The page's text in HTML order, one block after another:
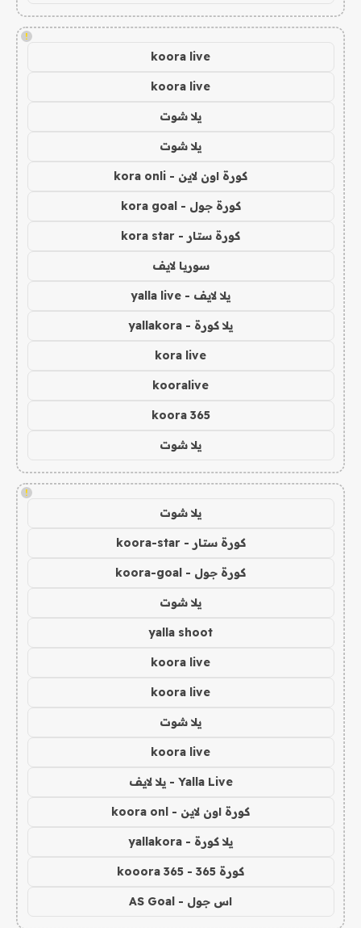
!
koora live
koora live
يلا شوت
يلا شوت
كورة اون لاين - kora onli
كورة جول - kora goal
كورة ستار - kora star
سوريا لايف
يلا لايف - yalla live
يلا كورة - yallakora
kora live
kooralive
koora 365
يلا شوت
!
يلا شوت
كورة ستار - koora-star
كورة جول - koora-goal
يلا شوت
yalla shoot
koora live
koora live
يلا شوت
koora live
Yalla Live - يلا لايف
كورة اون لاين - koora onl
يلا كورة - yallakora
كورة 365 - kooora 365
اس جول - AS Goal